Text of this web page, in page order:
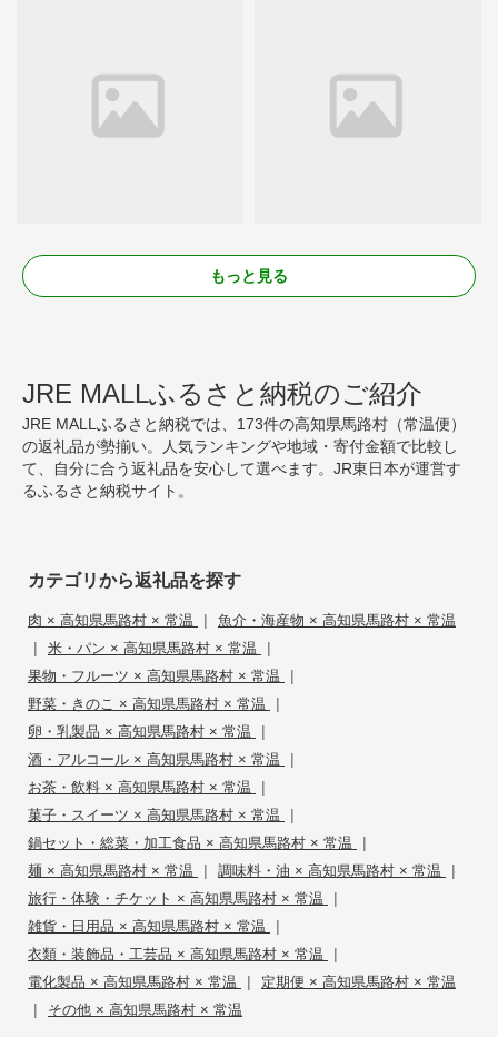
もっと見る
JRE MALLふるさと納税のご紹介
JRE MALLふるさと納税では、173件の高知県馬路村（常温便）
の返礼品が勢揃い。人気ランキングや地域・寄付金額で比較し
て、自分に合う返礼品を安心して選べます。JR東日本が運営す
るふるさと納税サイト。
カテゴリから返礼品を探す
肉 × 高知県馬路村 × 常温 | 魚介・海産物 × 高知県馬路村 × 常温
| 米・パン × 高知県馬路村 × 常温 |
果物・フルーツ × 高知県馬路村 × 常温 |
野菜・きのこ × 高知県馬路村 × 常温 |
卵・乳製品 × 高知県馬路村 × 常温 |
酒・アルコール × 高知県馬路村 × 常温 |
お茶・飲料 × 高知県馬路村 × 常温 |
菓子・スイーツ × 高知県馬路村 × 常温 |
鍋セット・総菜・加工食品 × 高知県馬路村 × 常温 |
麺 × 高知県馬路村 × 常温 | 調味料・油 × 高知県馬路村 × 常温 |
旅行・体験・チケット × 高知県馬路村 × 常温 |
雑貨・日用品 × 高知県馬路村 × 常温 |
衣類・装飾品・工芸品 × 高知県馬路村 × 常温 |
電化製品 × 高知県馬路村 × 常温 | 定期便 × 高知県馬路村 × 常温
| その他 × 高知県馬路村 × 常温